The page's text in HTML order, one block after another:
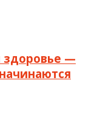
здоровье —